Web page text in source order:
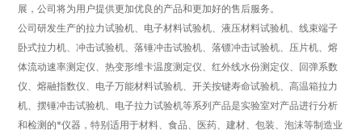
展，公司将为用户提供更加优良的产品和更加好的售后服务。
公司研发生产的拉力试验机、电子材料试验机、液压材料试验机、线束端子
卧式拉力机、冲击试验机、落锤冲击试验机、落镖冲击试验机、压片机、熔
体流动速率测定仪、热变形维卡温度测定仪、红外线水份测定仪、回弹系数
仪、熔融指数仪、电子万能材料试验机、开关按键寿命试验机、高温箱拉力
机、摆锤冲击试验机、电子拉力试验机等系列产品是实验室对产品进行分析
和检测的*仪器，特别适用于材料、食品、医药、建材、包装、泡沫等制造业